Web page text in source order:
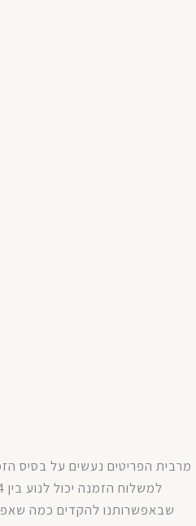
מרבית הפריטים נעשים על בסיס
למשלוח הזמנה יכול לנוע בין
שבאפשרותנו להקדים כמה